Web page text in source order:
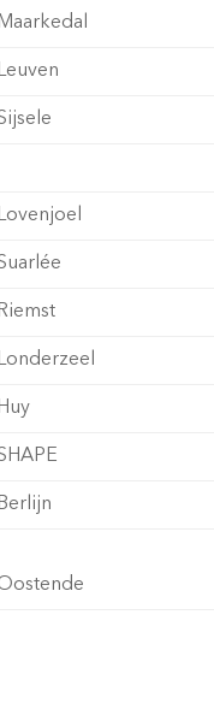
Maarkedal
Leuven
Lovenjoel
Riemst
Londerzeel
Huy
Berlijn